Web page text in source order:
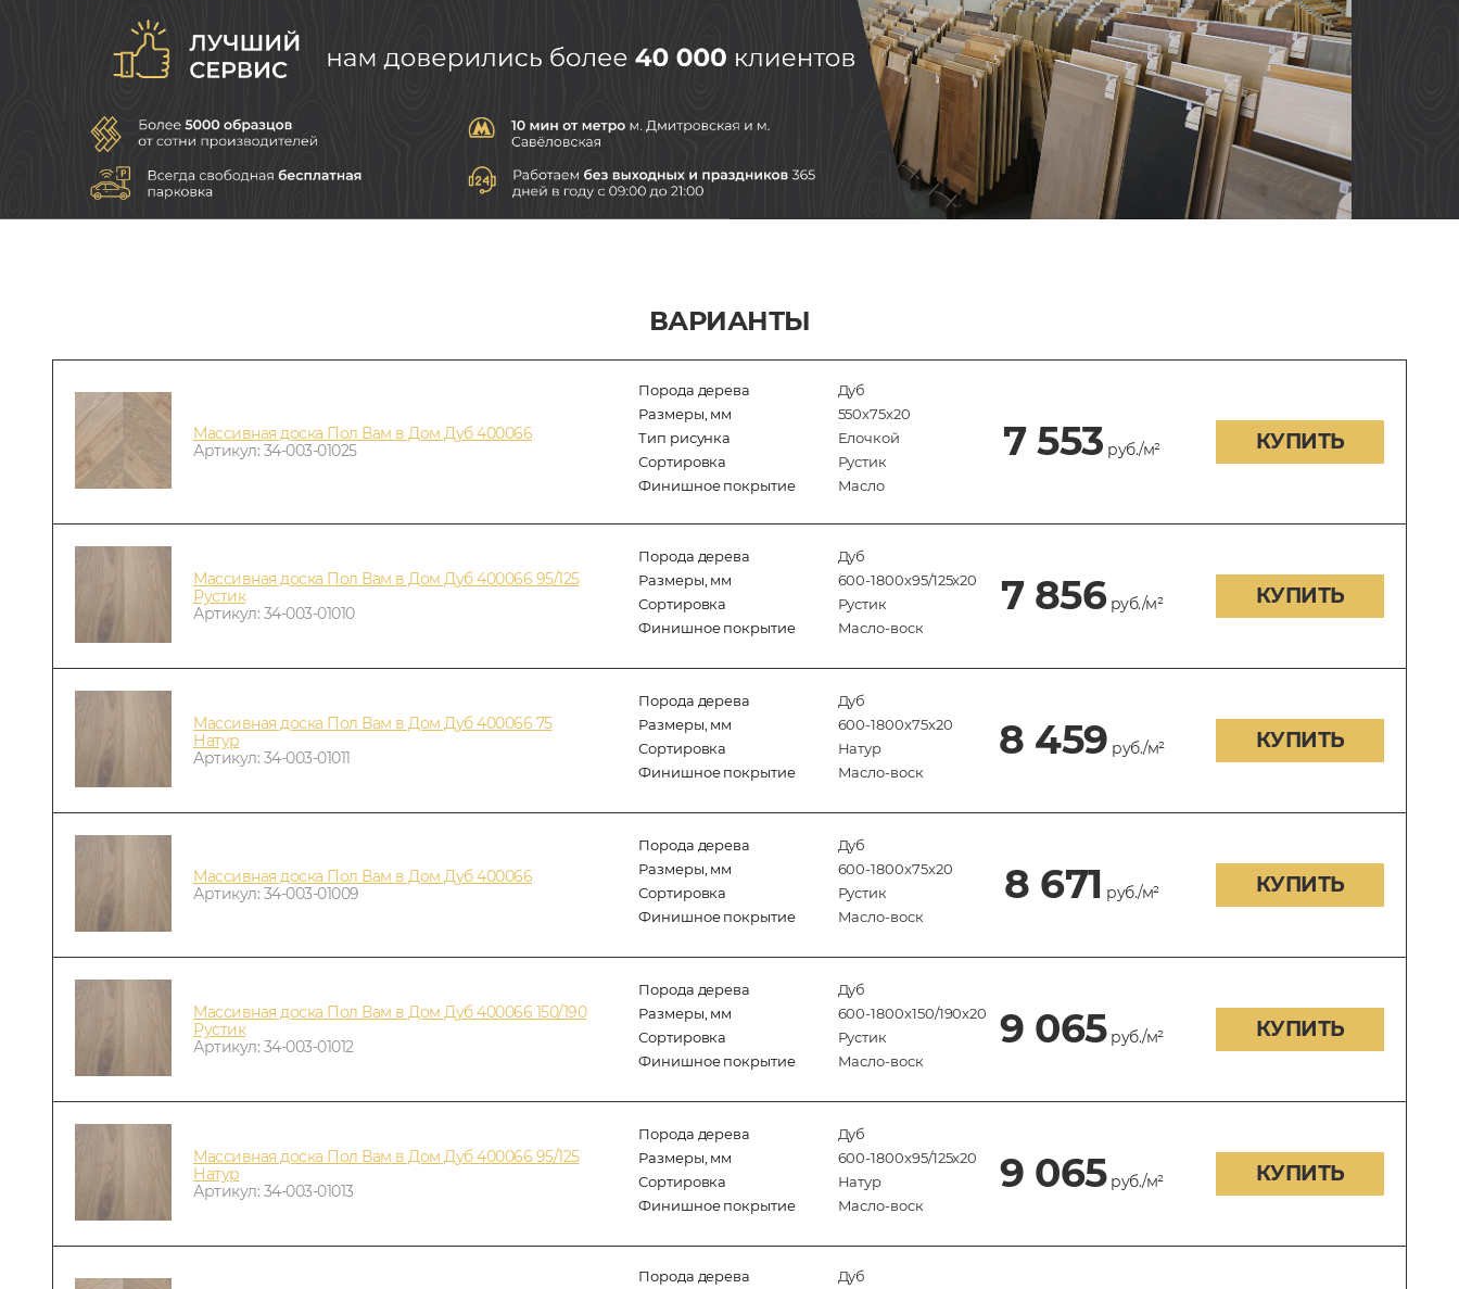
ВАРИАНТЫ
Массивная доска Пол Вам в Дом Дуб 400066
Артикул: 34-003-01025
Порода дерева
Дуб
Размеры, мм
550x75x20
Тип рисунка
Елочкой
Сортировка
Рустик
Финишное покрытие
Масло
7 553 руб./м² КУПИТЬ
Массивная доска Пол Вам в Дом Дуб 400066 95/125
Рустик
Артикул: 34-003-01010
Порода дерева
Дуб
Размеры, мм
600-1800x95/125x20
Сортировка
Рустик
Финишное покрытие
Масло-воск
7 856руб./м² КУПИТЬ
Массивная доска Пол Вам в Дом Дуб 400066 75
Натур
Артикул: 34-003-01011
Порода дерева
Дуб
Размеры, мм
600-1800x75x20
Сортировка
Натур
Финишное покрытие
Масло-воск
8 459 руб./м² КУПИТЬ
Массивная доска Пол Вам в Дом Дуб 400066
Артикул: 34-003-01009
Порода дерева
Дуб
Размеры, мм
600-1800x75x20
Сортировка
Рустик
Финишное покрытие
Масло-воск
8 671 руб./м² КУПИТЬ
Массивная доска Пол Вам в Дом Дуб 400066 150/190
Рустик
Артикул: 34-003-01012
Порода дерева
Дуб
Размеры, мм
600-1800x150/190x20
Сортировка
Рустик
Финишное покрытие
Масло-воск
9 065руб./м² КУПИТЬ
Массивная доска Пол Вам в Дом Дуб 400066 95/125
Натур
Артикул: 34-003-01013
Порода дерева
Дуб
Размеры, мм
600-1800x95/125x20
Сортировка
Натур
Финишное покрытие
Масло-воск
9 065руб./м² КУПИТЬ
Порода дерева
Дуб